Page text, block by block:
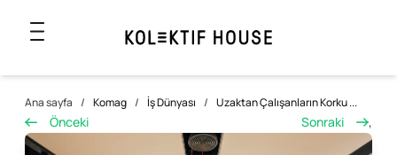
Ana sayfa / Komag / İş Dünyası / Uzaktan Çalışanların Korku ...
Önceki Sonraki ,